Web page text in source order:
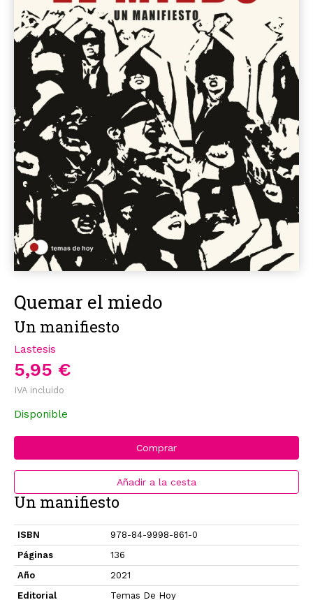
Quemar el miedo
Un manifiesto
Lastesis
5,95 €
IVA incluido
Disponible
Comprar
Añadir a la cesta
Un manifiesto
ISBN
978-84-9998-861-0
Páginas
136
Año
2021
Editorial
Temas De Hoy